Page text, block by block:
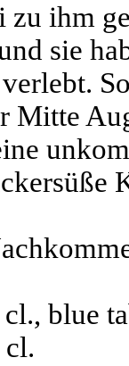
ihm
sie
Mitte
blue